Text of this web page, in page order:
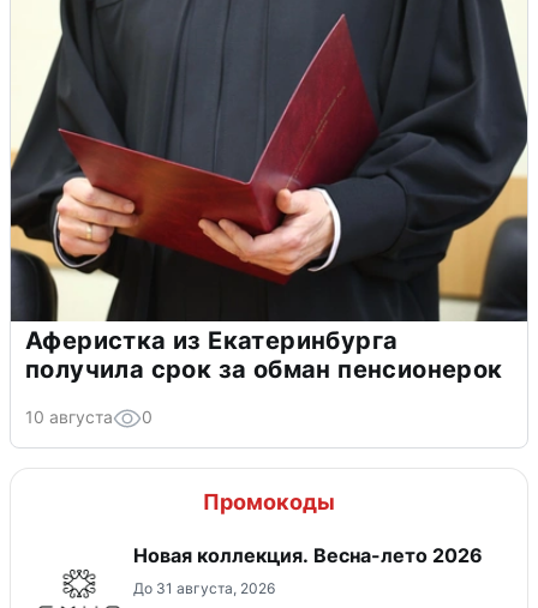
Аферистка из Екатеринбурга
получила срок за обман пенсионерок
10 августа 0
Промокоды
Новая коллекция. Весна-лето 2026
До 31 августа, 2026